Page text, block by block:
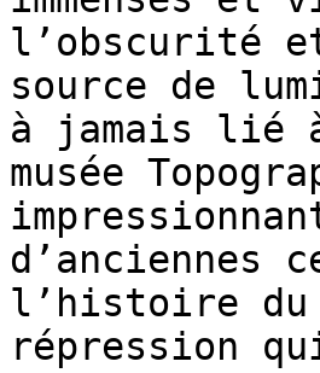
l’obscurité
source de
à jamais lié
musée
d’anciennes
l’histoire du
répression